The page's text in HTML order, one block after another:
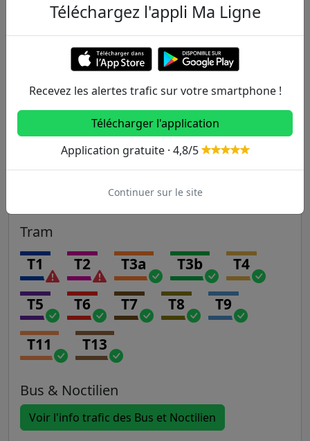
RER
B C D E
Transilien
J K L N
U
Tram
T1 T2 T3a T3b T4
T5 T6 T7 T8 T9
T11 T13
Bus & Noctilien
Voir l'info trafic des Bus et Noctilien
Téléchargez l'appli Ma Ligne
Recevez les alertes trafic sur votre smartphone !
Télécharger l'application
Application gratuite · 4,8/5
Continuer sur le site